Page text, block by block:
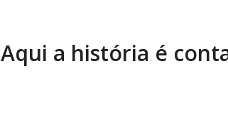
Aqui a história é